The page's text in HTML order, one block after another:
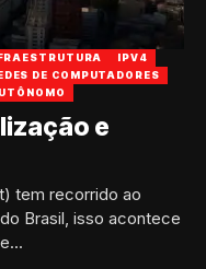
IPV4
DE COMPUTADORES
e
tem recorrido ao
Brasil, isso acontece